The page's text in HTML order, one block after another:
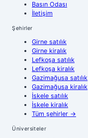
Basın Odası
İletişim
Şehirler
Girne satılık
Girne kiralık
Lefkoşa satılık
Lefkoşa kiralık
Gazimağusa satılık
Gazimağusa kiralık
İskele satılık
İskele kiralık
Tüm şehirler →
Üniversiteler